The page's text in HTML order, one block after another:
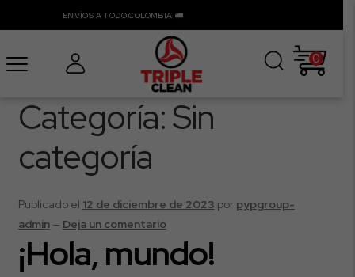
ENVÍOS A TODO COLOMBIA
0
Categoría:Sin
categoría
Publicado el 12 de diciembre de 2023 por pypgroup-
admin — Deja un comentario
¡Hola, mundo!